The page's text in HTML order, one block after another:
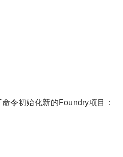
令初始化新的Foundry项目：